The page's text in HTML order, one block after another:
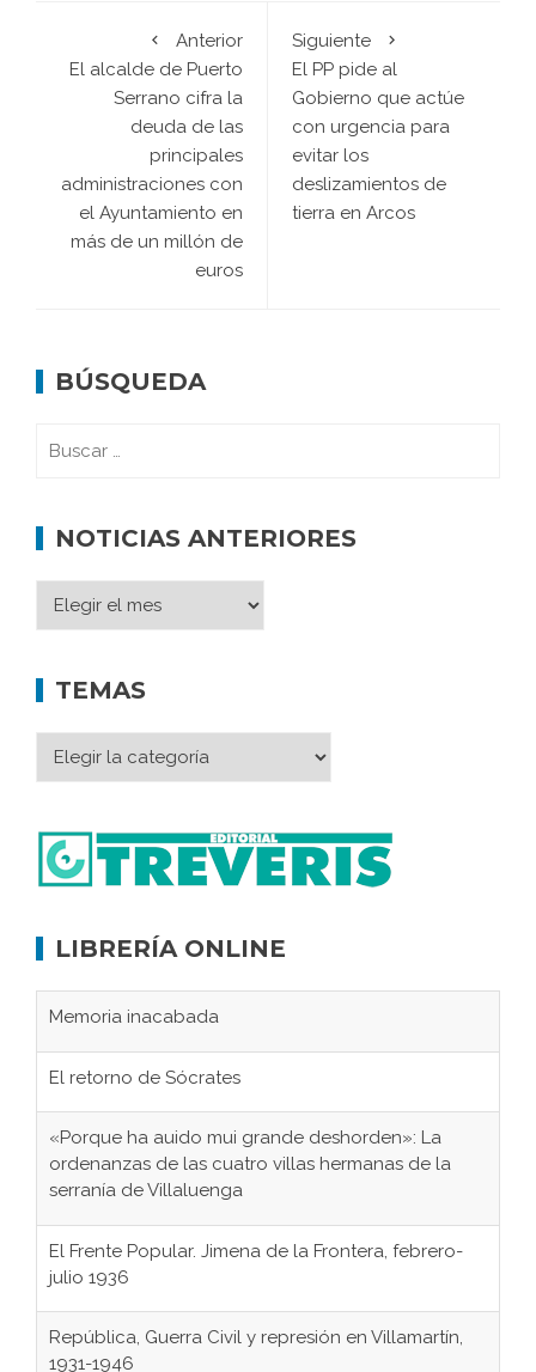
Anterior
El alcalde de Puerto
Serrano cifra la
deuda de las
principales
administraciones con
el Ayuntamiento en
más de un millón de
euros
Siguiente
El PP pide al
Gobierno que actúe
con urgencia para
evitar los
deslizamientos de
tierra en Arcos
BÚSQUEDA
NOTICIAS ANTERIORES
TEMAS
LIBRERÍA ONLINE
Memoria inacabada
El retorno de Sócrates
«Porque ha auido mui grande deshorden»: La
ordenanzas de las cuatro villas hermanas de la
serranía de Villaluenga
El Frente Popular. Jimena de la Frontera, febrero-
julio 1936
República, Guerra Civil y represión en Villamartín,
1931-1946